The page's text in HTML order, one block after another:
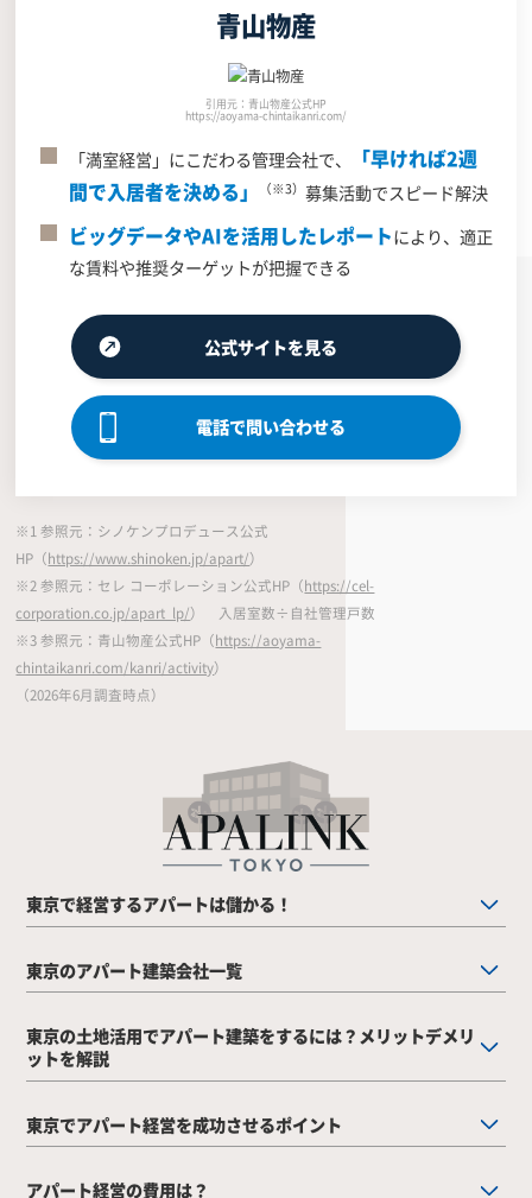
青山物産
引用元：青山物産公式HP
https://aoyama-chintaikanri.com/
「満室経営」にこだわる管理会社で、
「早ければ2週
間で入居者を決める」
（※3） 募集活動でスピード解決
ビッグデータやAIを活用したレポートにより、適正
な賃料や推奨ターゲットが把握できる
公式サイトを見る
電話で問い合わせる
※1 参照元：シノケンプロデュース公式
HP（https://www.shinoken.jp/apart/）
※2 参照元：セレ コーポレーション公式HP（https://cel-
corporation.co.jp/apart_lp/） 入居室数÷自社管理戸数
※3 参照元：青山物産公式HP（https://aoyama-
chintaikanri.com/kanri/activity）
（2026年6月調査時点）
東京で経営するアパートは儲かる！
東京のアパート建築会社一覧
東京の土地活用でアパート建築をするには？メリットデメリ
ットを解説
東京でアパート経営を成功させるポイント
アパート経営の費用は？